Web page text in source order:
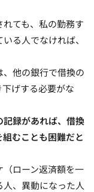
ても、私の勤務す
る人でなければ、
他の銀行で借換の
げする必要がな
録があれば、借換
むことも困難だと
ローン返済額を一
、異動になった人